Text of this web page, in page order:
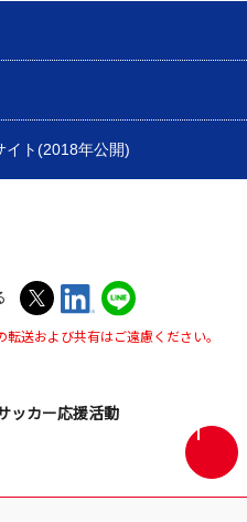
イト(2018年公開)
送および共有はご遠慮ください。
ッカー応援活動
画
面